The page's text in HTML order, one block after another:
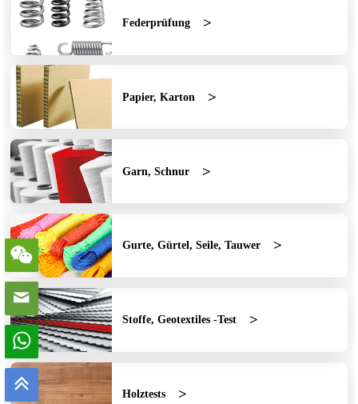
Federprüfung
Papier, Karton
Garn, Schnur
Gurte, Gürtel, Seile, Tauwer
Stoffe, Geotextiles -Test
Holztests